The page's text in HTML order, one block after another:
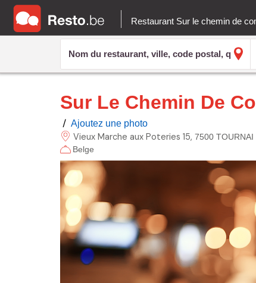
Restaurant Sur le chemin de
Sur Le Chemin De
/ Ajoutez une photo
Vieux Marche aux Poteries 15 7500 TOURNAI
Belge